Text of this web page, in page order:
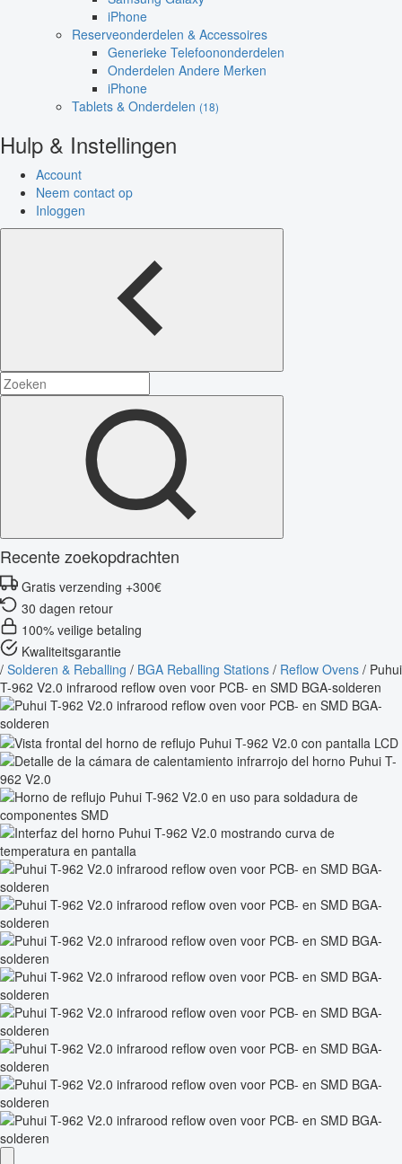
iPhone
Reserveonderdelen & Accessoires
Generieke Telefoononderdelen
Onderdelen Andere Merken
iPhone
Tablets & Onderdelen (18)
Hulp & Instellingen
Account
Neem contact op
Inloggen
Recente zoekopdrachten
Gratis verzending +300€
30 dagen retour
100% veilige betaling
Kwaliteitsgarantie
/ Solderen & Reballing / BGA Reballing Stations / Reflow Ovens / Puhui
T-962 V2.0 infrarood reflow oven voor PCB- en SMD BGA-solderen